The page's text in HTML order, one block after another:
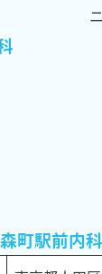
町駅前内